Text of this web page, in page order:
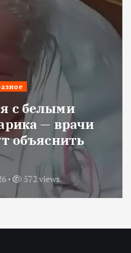
с белыми
— врачи
объяснить
572 views